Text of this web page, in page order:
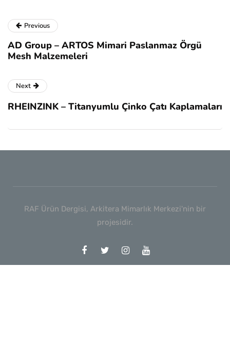
Previous
AD Group – ARTOS Mimari Paslanmaz Örgü
Mesh Malzemeleri
Next
RHEINZINK – Titanyumlu Çinko Çatı Kaplamaları
RAF Ürün Dergisi, Arkitera Mimarlık Merkezi'nin bir
projesidir.